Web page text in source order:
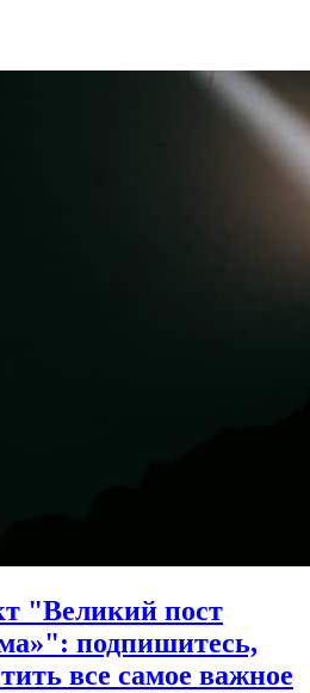
"Великий пост
: подпишитесь,
все самое важное